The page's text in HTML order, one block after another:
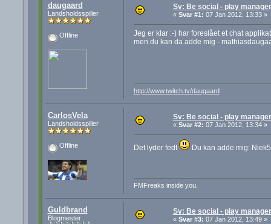
daugaard
Landsholdsspiller
Offline
Sv: Be social - play
« Svar #1: 07 Jan 2012, 13:33 »
Jeg er klar :-) har foreslået et chat
men du kan da adde mig -
http://www.twitch.tv/daugaard
CarlosVela
Landsholdsspiller
Offline
Sv: Be social - play
« Svar #2: 07 Jan 2012, 13:34 »
Det lyder fedt Du kan adde mig:
FMFreaks inside you.
Guldbrand
Blogmester
Sv: Be social - play
« Svar #3: 07 Jan 2012, 13:49 »